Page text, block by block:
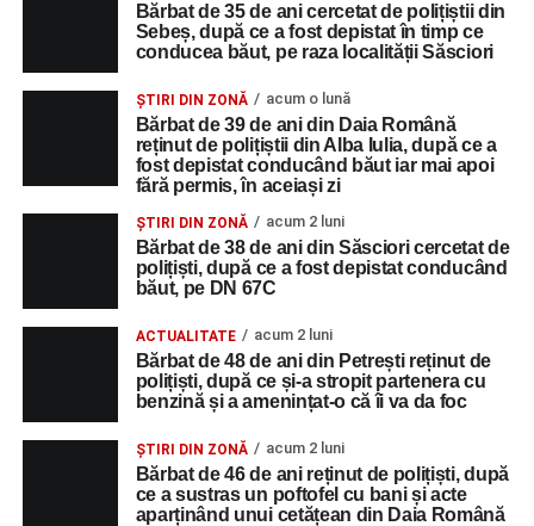
Bărbat de 35 de ani cercetat de polițiștii din
Sebeș, după ce a fost depistat în timp ce
conducea băut, pe raza localității Săsciori
ȘTIRI DIN ZONĂ acum o lună
Bărbat de 39 de ani din Daia Română
reținut de polițiștii din Alba Iulia, după ce a
fost depistat conducând băut iar mai apoi
fără permis, în aceiași zi
ȘTIRI DIN ZONĂ acum 2 luni
Bărbat de 38 de ani din Săsciori cercetat de
polițiști, după ce a fost depistat conducând
băut, pe DN 67C
ACTUALITATE acum 2 luni
Bărbat de 48 de ani din Petrești reținut de
polițiști, după ce și-a stropit partenera cu
benzină și a amenințat-o că îi va da foc
ȘTIRI DIN ZONĂ acum 2 luni
Bărbat de 46 de ani reținut de polițiști, după
ce a sustras un poftofel cu bani și acte
aparținând unui cetățean din Daia Română